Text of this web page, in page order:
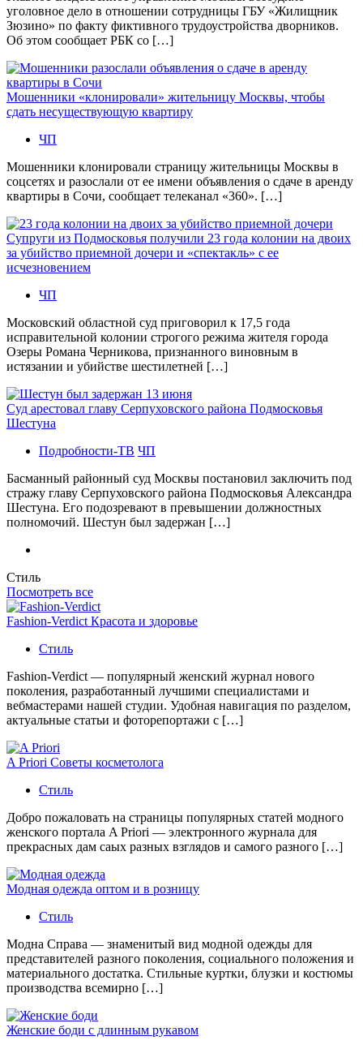
уголовное дело в отношении сотрудницы ГБУ «Жилищник
Зюзино» по факту фиктивного трудоустройства дворников.
Об этом сообщает РБК со […]
Мошенники «клонировали» жительницу Москвы, чтобы
сдать несуществующую квартиру
ЧП
Мошенники клонировали страницу жительницы Москвы в
соцсетях и разослали от ее имени объявления о сдаче в аренду
квартиры в Сочи, сообщает телеканал «360». […]
Супруги из Подмосковья получили 23 года колонии на двоих
за убийство приемной дочери и «спектакль» с ее
исчезновением
ЧП
Московский областной суд приговорил к 17,5 года
исправительной колонии строгого режима жителя города
Озеры Романа Черникова, признанного виновным в
истязании и убийстве шестилетней […]
Суд арестовал главу Серпуховского района Подмосковья
Шестуна
Подробности-ТВ ЧП
Басманный районный суд Москвы постановил заключить под
стражу главу Серпуховского района Подмосковья Александра
Шестуна. Его подозревают в превышении должностных
полномочий. Шестун был задержан […]
Стиль
Посмотреть все
Fashion-Verdict Красота и здоровье
Стиль
Fashion-Verdict — популярный женский журнал нового
поколения, разработанный лучшими специалистами и
вебмастерами нашей студии. Удобная навигация по разделом,
актуальные статьи и фоторепортажи с […]
A Priori Советы косметолога
Стиль
Добро пожаловать на страницы популярных статей модного
женского портала A Priori — электронного журнала для
прекрасных дам саых разных взглядов и самого разного […]
Модная одежда оптом и в розницу
Стиль
Модна Справа — знаменитый вид модной одежды для
представителей разного поколения, социального положения и
материального достатка. Стильные куртки, блузки и костюмы
производства всемирно […]
Женские боди с длинным рукавом